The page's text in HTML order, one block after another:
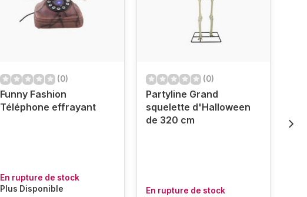
(0)
Funny Fashion
Téléphone effrayant
En rupture de stock
Plus Disponible
(0)
Partyline Grand
squelette d'Halloween
de 320 cm
En rupture de stock
cm